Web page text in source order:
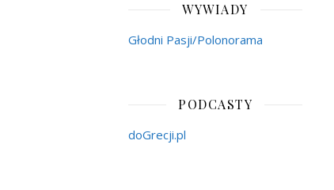
WYWIADY
Głodni Pasji/Polonorama
PODCASTY
doGrecji.pl